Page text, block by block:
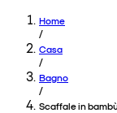
Home
/
Casa
/
Bagno
/
Scaffale in bambù